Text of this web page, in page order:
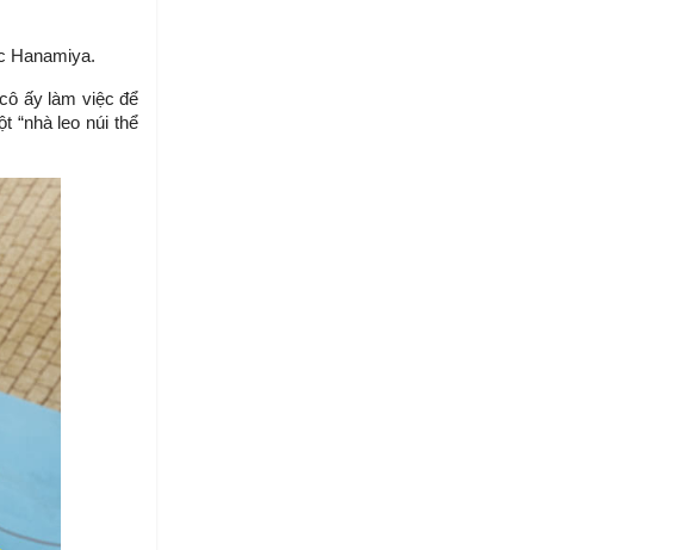
Hanamiya.
ấy làm việc để
“nhà leo núi thể